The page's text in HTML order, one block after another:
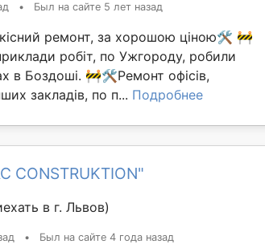
• Был на сайте 5 лет назад
ремонт, за хорошою ціною🛠️ 🚧
робіт, по Ужгороду, робили
в Боздоші. 🚧🛠️Ремонт офісів,
закладів, по п... Подробнее
CONSTRUKTION"
в г. Львов)
• Был на сайте 4 года назад